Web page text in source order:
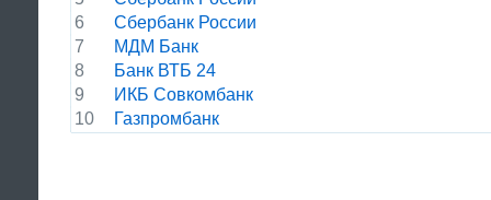
6
Сбербанк России
7
МДМ Банк
8
Банк ВТБ 24
9
ИКБ Совкомбанк
10
Газпромбанк